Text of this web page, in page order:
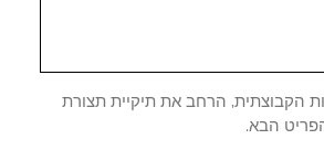
הרחב את תיקיית תצורת